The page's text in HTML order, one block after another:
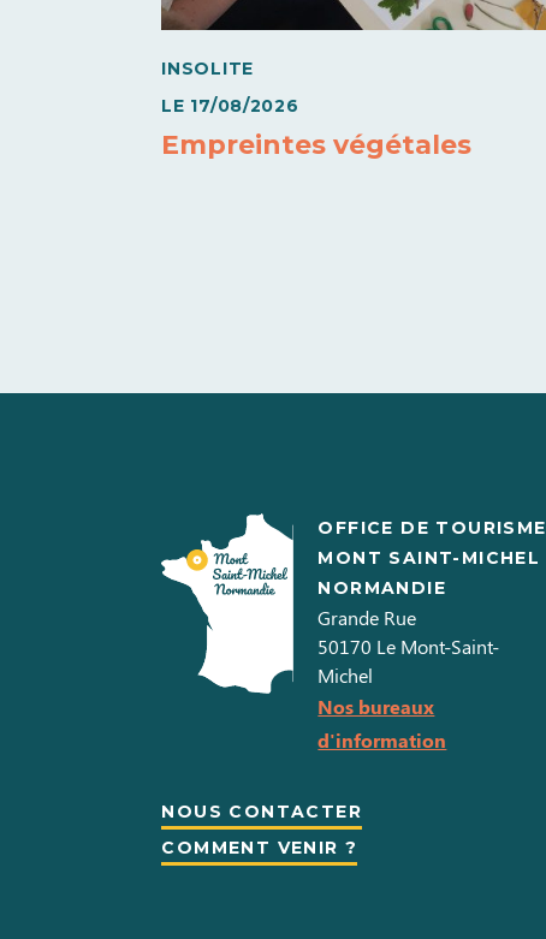
INSOLITE
LE 17/08/2026
Empreintes végétales
OFFICE DE TOURISME
MONT SAINT-MICHEL
NORMANDIE
Grande Rue
50170 Le Mont-Saint-
Michel
Nos bureaux
d'information
NOUS CONTACTER
COMMENT VENIR ?